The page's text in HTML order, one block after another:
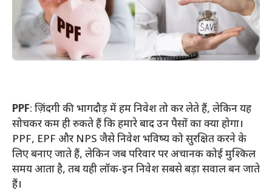
PPF: ज़िंदगी की भागदौड़ में हम निवेश तो कर लेते हैं, लेकिन यह
सोचकर कम ही रुकते हैं कि हमारे बाद उन पैसों का क्या होगा।
PPF, EPF और NPS जैसे निवेश भविष्य को सुरक्षित करने के
लिए बनाए जाते हैं, लेकिन जब परिवार पर अचानक कोई मुश्किल
समय आता है, तब यही लॉक-इन निवेश सबसे बड़ा सवाल बन जाते
हैं।